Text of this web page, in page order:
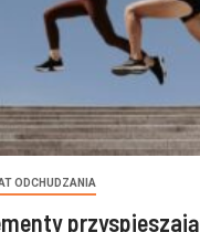
ODCHUDZANIA
przyspieszają